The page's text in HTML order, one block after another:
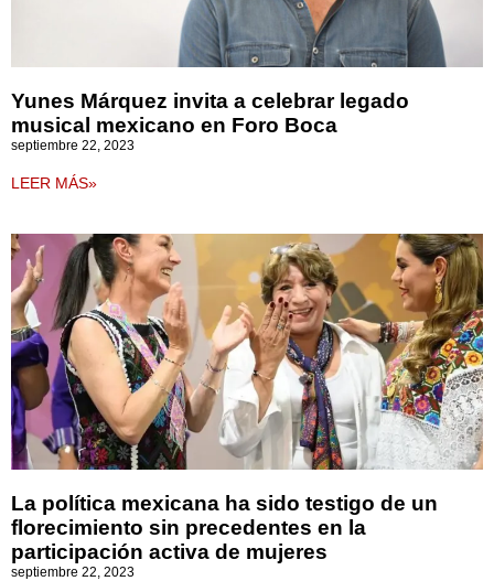
Yunes Márquez invita a celebrar legado
musical mexicano en Foro Boca
septiembre 22, 2023
LEER MÁS»
La política mexicana ha sido testigo de un
florecimiento sin precedentes en la
participación activa de mujeres
septiembre 22, 2023